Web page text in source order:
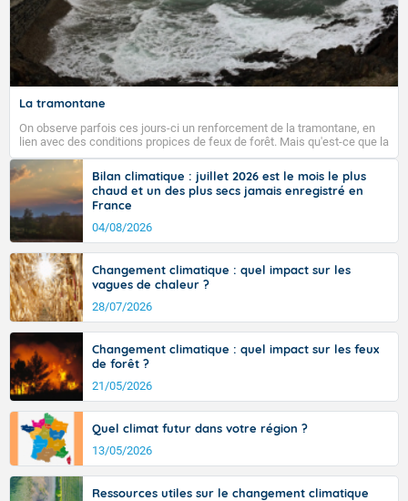
La tramontane
On observe parfois ces jours-ci un renforcement de la tramontane, en
lien avec des conditions propices de feux de forêt. Mais qu'est-ce que la
tramontane ? Quelles sont ses caractéristiques ? La tramontane est un
vent turbulent soufflant de secteur nord-ouest à nord, ou ouest à nord-
ouest, dans un secteur qui part du Roussillon à la vallée de l’Aude et à
l’ouest de l’Hérault. L’étymologie de ce vent vient du latin trasmontanus,
signifiant au-delà des monts, en allusion aux régions montagneuses
d’où provient ce vent.
Bilan climatique : juillet 2026 est le mois le plus
chaud et un des plus secs jamais enregistré en
France
04/08/2026
Changement climatique : quel impact sur les
vagues de chaleur ?
28/07/2026
Changement climatique : quel impact sur les feux
de forêt ?
21/05/2026
Quel climat futur dans votre région ?
13/05/2026
Ressources utiles sur le changement climatique